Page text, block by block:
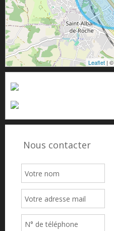
Leaflet| ©
Nous contacter